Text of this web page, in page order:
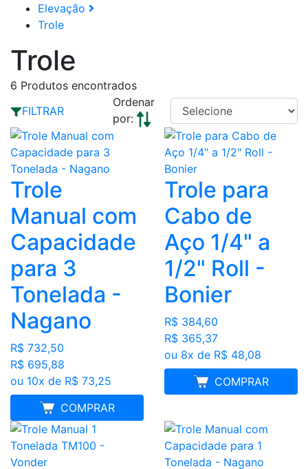
Elevação
Trole
Trole
6 Produtos encontrados
FILTRAR
Ordenar
por:
Trole
Manual com
Capacidade
para 3
Tonelada -
Nagano
R$ 732,50
R$ 695,88
ou 10x de R$ 73,25
COMPRAR
FRETE GRÁTIS
Trole para
Cabo de
Aço 1/4" a
1/2" Roll -
Bonier
R$ 384,60
R$ 365,37
ou 8x de R$ 48,08
COMPRAR
FRETE GRÁTIS